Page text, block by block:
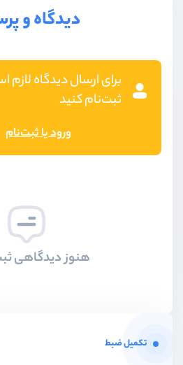
دیدگاه و
برای ارسال دیدگاه لازم
ثبت‌نام کنید
ورود یا ثبت‌نام
هنوز دیدگاهی
تکمیل ضبط